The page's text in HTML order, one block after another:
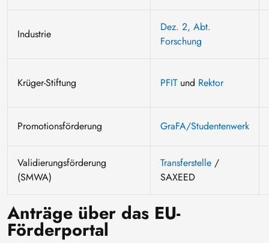
Industrie
Dez. 2, Abt.
Forschung
Krüger-Stiftung PFITund Rektor
Promotionsförderung GraFA/Studentenwerk
Validierungsförderung
(SMWA)
Transferstelle /
SAXEED
Anträge über das EU-
Förderportal